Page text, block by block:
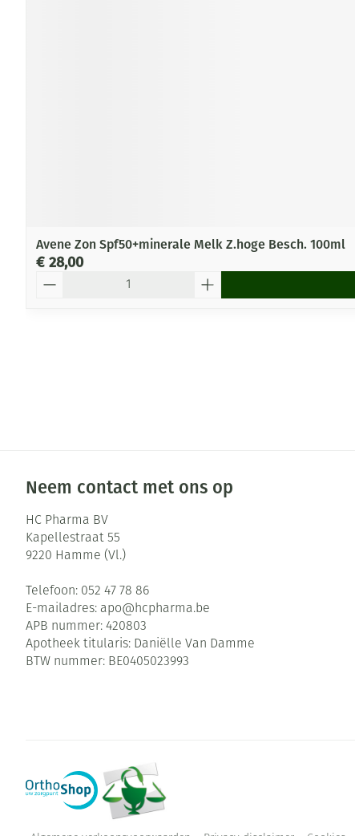
Avene Zon Spf50+minerale Melk Z.hoge Besch. 100ml
€ 28,00
Neem contact met ons op
HC Pharma BV
Kapellestraat 55
9220 Hamme (Vl.)
Telefoon: 052 47 78 86
E-mailadres: apo@hcpharma.be
APB nummer: 420803
Apotheek titularis: Daniëlle Van Damme
BTW nummer: BE0405023993